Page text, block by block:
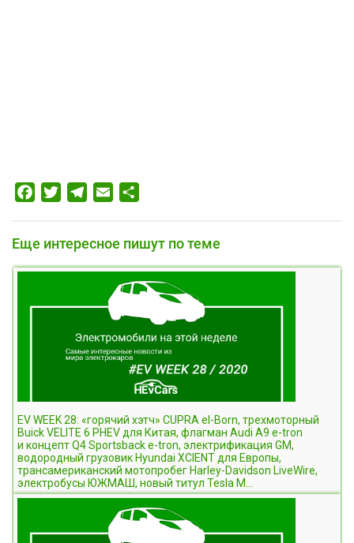
FacebookTwitterTelegram
Email
Еще интересное пишут по теме
EV WEEK 28: «горячий хэтч» CUPRA el-Born, трехмоторный
Buick VELITE 6 PHEV для Китая, флагман Audi A9 e-tron
и концепт Q4 Sportsback e-tron, электрификация GM,
водородный грузовик Hyundai XCIENT для Европы,
трансамериканский мотопробег Harley-Davidson LiveWire,
электробусы ЮЖМАШ, новый титул Tesla M...